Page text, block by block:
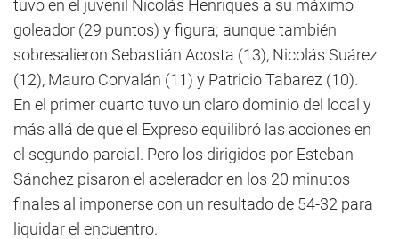
tuvo en el juvenil Nicolás Henriques a su máximo
goleador (29 puntos) y figura; aunque también
sobresalieron Sebastián Acosta (13), Nicolás Suárez
(12), Mauro Corvalán (11) y Patricio Tabarez (10).
En el primer cuarto tuvo un claro dominio del local y
más allá de que el Expreso equilibró las acciones en
el segundo parcial. Pero los dirigidos por Esteban
Sánchez pisaron el acelerador en los 20 minutos
finales al imponerse con un resultado de 54-32 para
liquidar el encuentro.